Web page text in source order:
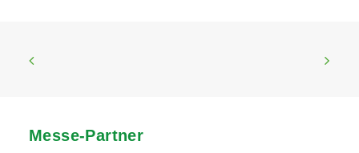
Messe-Partner